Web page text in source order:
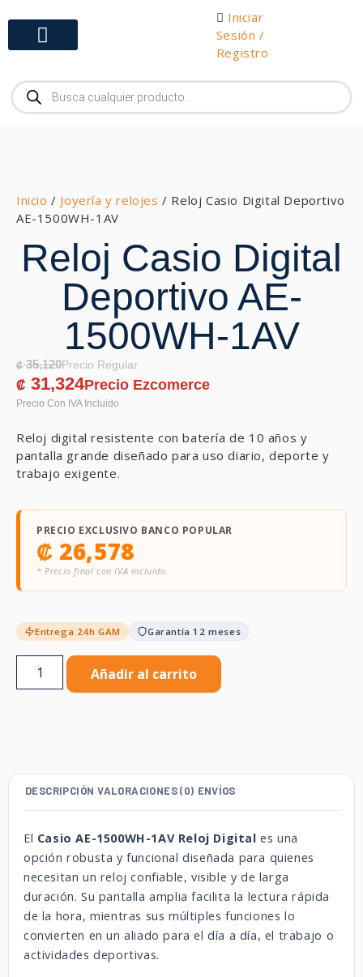
Iniciar
Sesión /
Registro
Inicio / Joyería y relojes / Reloj Casio Digital Deportivo
AE-1500WH-1AV
Reloj Casio Digital
Deportivo AE-
1500WH-1AV
₡35,120
₡ 31,324
Reloj digitalresistenteconbateríade 10 años y
pantalla grande diseñadoparausodiario,deportey
trabajo exigente.
PRECIO EXCLUSIVO BANCO POPULAR
₡ 26,578
* Precio final con IVA incluido.
Entrega 24h GAM Garantía 12 meses
Añadir al carrito
DESCRIPCIÓN VALORACIONES (0) ENVÍOS
El CasioAE-1500WH-1AV Reloj Digital esuna
opciónrobustayfuncionaldiseñada para quienes
necesitan un relojconfiable,visible yde larga
duración. Su pantallaampliafacilita la lecturarápida
de la hora,mientras susmúltiplesfuncioneslo
convierten enunaliadoparaeldía a día, el trabajo o
actividadesdeportivas.